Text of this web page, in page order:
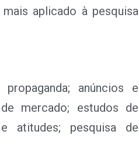
aplicado à pesquisa
anúncios e
mercado; estudos de
atitudes; pesquisa de